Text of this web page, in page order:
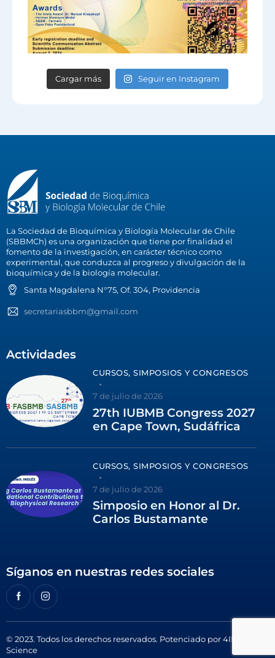
Cargar más Seguir en Instagram
La Sociedad de Bioquímica y Biología Molecular de Chile
(SBBMCh) es una organización que tiene por finalidad el
fomento de la investigación, en carácter técnico como
experimental, que conduzca al progreso y divulgación de la
bioquímica y de la biología molecular.
Santa Magdalena N°75, Of. 304, Providencia
secretariasbbm@gmail.com
Actividades
CURSOS, SIMPOSIOS Y CONGRESOS
7 de julio de 2026
27th IUBMB Congress 2027
en Cape Town, Sudáfrica
CURSOS, SIMPOSIOS Y CONGRESOS
7 de julio de 2026
Simposio en Honor al Dr.
Carlos Bustamante
Síganos en nuestras redes sociales
© 2023. Todos los derechos reservados. Potenciado por4ID
Science